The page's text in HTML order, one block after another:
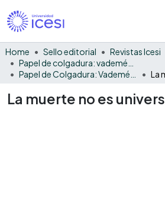
Home Sello editorial
Revistas Icesi
La
La muerte no es